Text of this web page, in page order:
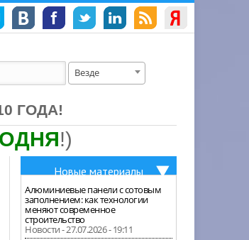
Везде
ГОДА!
!)
Новые материалы
Алюминиевые панели с сотовым
заполнением: как технологии
меняют современное
строительство
Новости - 27.07.2026 - 19:11